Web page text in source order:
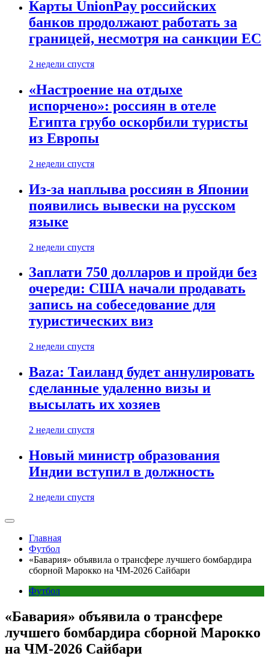
Карты UnionPay российских
банков продолжают работать за
границей, несмотря на санкции ЕС
2 недели спустя
«Настроение на отдыхе
испорчено»: россиян в отеле
Египта грубо оскорбили туристы
из Европы
2 недели спустя
Из-за наплыва россиян в Японии
появились вывески на русском
языке
2 недели спустя
Заплати 750 долларов и пройди без
очереди: США начали продавать
запись на собеседование для
туристических виз
2 недели спустя
Baza: Таиланд будет аннулировать
сделанные удаленно визы и
высылать их хозяев
2 недели спустя
Новый министр образования
Индии вступил в должность
2 недели спустя
Главная
Футбол
«Бавария» объявила о трансфере лучшего бомбардира
сборной Марокко на ЧМ-2026 Сайбари
Футбол
«Бавария» объявила о трансфере
лучшего бомбардира сборной Марокко
на ЧМ-2026 Сайбари